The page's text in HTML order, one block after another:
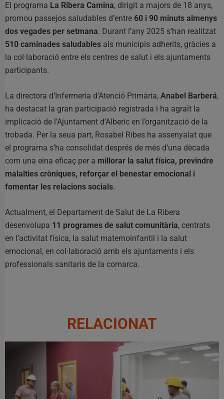
El programa La Ribera Camina, dirigit a majors de 18 anys,
promou passejos saludables d’entre 60 i 90 minuts almenys
dos vegades per setmana. Durant l’any 2025 s’han realitzat
510 caminades saludables als municipis adherits, gràcies a
la col·laboració entre els centres de salut i els ajuntaments
participants.
La directora d’Infermeria d’Atenció Primària, Anabel Barberá,
ha destacat la gran participació registrada i ha agraït la
implicació de l’Ajuntament d’Alberic en l’organització de la
trobada. Per la seua part, Rosabel Ribes ha assenyalat que
el programa s’ha consolidat després de més d’una dècada
com una eina eficaç per a millorar la salut física, previndre
malalties cròniques, reforçar el benestar emocional i
fomentar les relacions socials.
Actualment, el Departament de Salut de La Ribera
desenvolupa 11 programes de salut comunitària, centrats
en l’activitat física, la salut maternoinfantil i la salut
emocional, en col·laboració amb els ajuntaments i els
professionals sanitaris de la comarca.
RELACIONAT